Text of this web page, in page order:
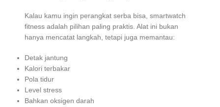
Kalau kamu ingin perangkat serba bisa, smartwatch
fitness adalah pilihan paling praktis. Alat ini bukan
hanya mencatat langkah, tetapi juga memantau:
Detak jantung
Kalori terbakar
Pola tidur
Level stress
Bahkan oksigen darah